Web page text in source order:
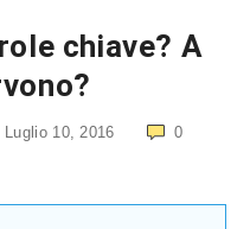
chiave? A
Luglio 10, 2016 0